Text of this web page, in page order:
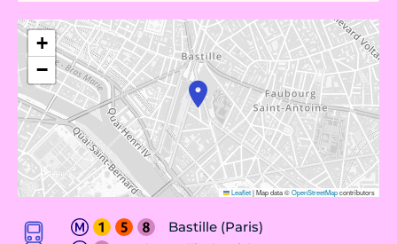
+
−
Leaflet|Map data ©OpenStreetMapcontributors
Bastille (Paris)